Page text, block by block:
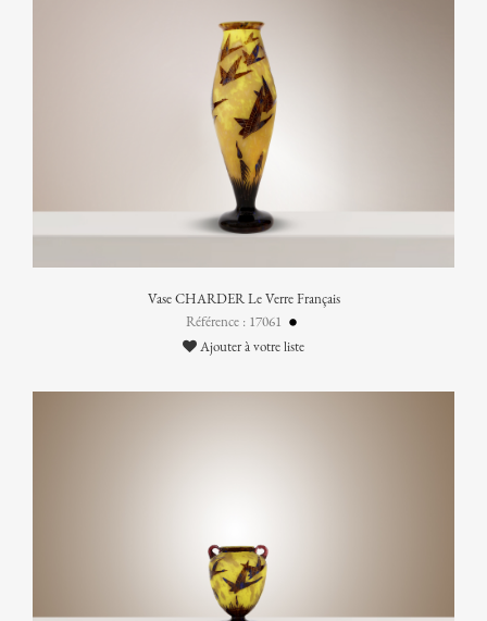
Vase CHARDER Le Verre Français
Référence : 17061
Ajouter à votre liste